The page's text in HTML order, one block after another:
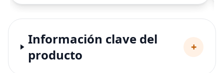
Información clave del
producto
+